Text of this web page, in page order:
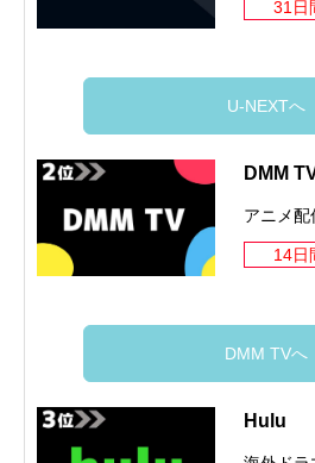
31日
U-NEXTへ
DMM
アニメ配
14日
DMM TVへ
Hulu